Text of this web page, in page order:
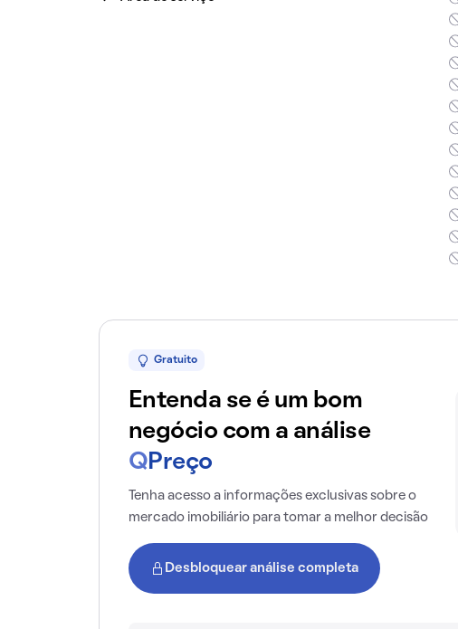
Gratuito
Entenda se é um bom
negócio com a análise
Q Preço
Tenha acesso a informações exclusivas sobre o
mercado imobiliário para tomar a melhor decisão
Desbloquear análise completa